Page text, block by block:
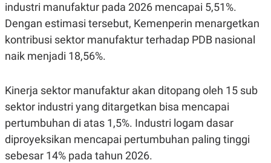
N
T
V
S
JARINGAN
K
N
T
A
N
A
C
P
E
S
S
R
L
industri manufaktur pada 2026 mencapai 5,51%.
Dengan estimasi tersebut, Kemenperin menargetkan
kontribusi sektor manufaktur terhadap PDB nasional
naik menjadi 18,56%.
Kinerja sektor manufaktur akan ditopang oleh 15 sub
sektor industri yang ditargetkan bisa mencapai
pertumbuhan di atas 1,5%. Industri logam dasar
diproyeksikan mencapai pertumbuhan paling tinggi
sebesar 14% pada tahun 2026.